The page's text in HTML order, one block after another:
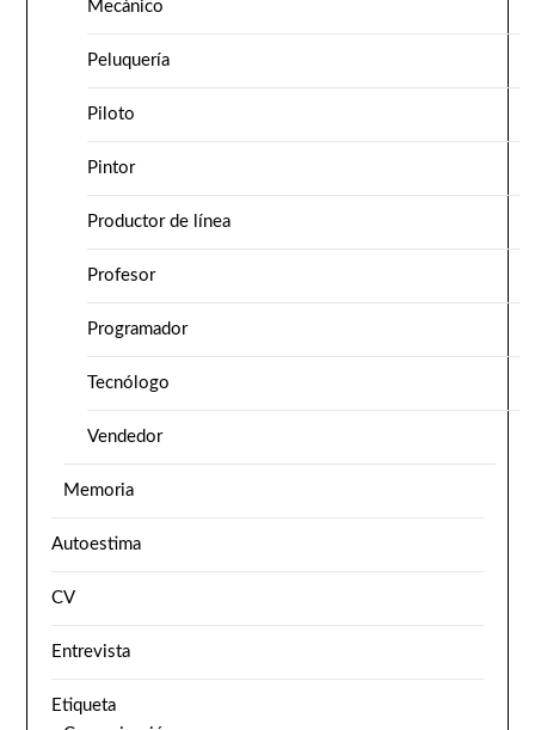
Mecánico
Peluquería
Piloto
Pintor
Productor de línea
Profesor
Programador
Tecnólogo
Vendedor
Memoria
Autoestima
CV
Entrevista
Etiqueta